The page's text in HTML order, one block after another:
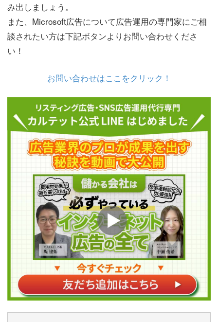
み出しましょう。
また、Microsoft広告について広告運用の専門家にご相
談されたい方は下記ボタンよりお問い合わせくださ
い！
お問い合わせはここをクリック！